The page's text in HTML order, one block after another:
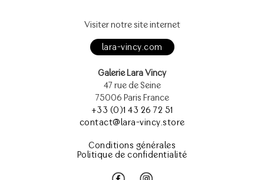
Visiter notre site internet
lara-vincy.com
Galerie Lara Vincy
47 rue de Seine
75006 Paris France
+33 (0)1 43 26 72 51
contact@lara-vincy.store
Conditions générales
Politique de confidentialité